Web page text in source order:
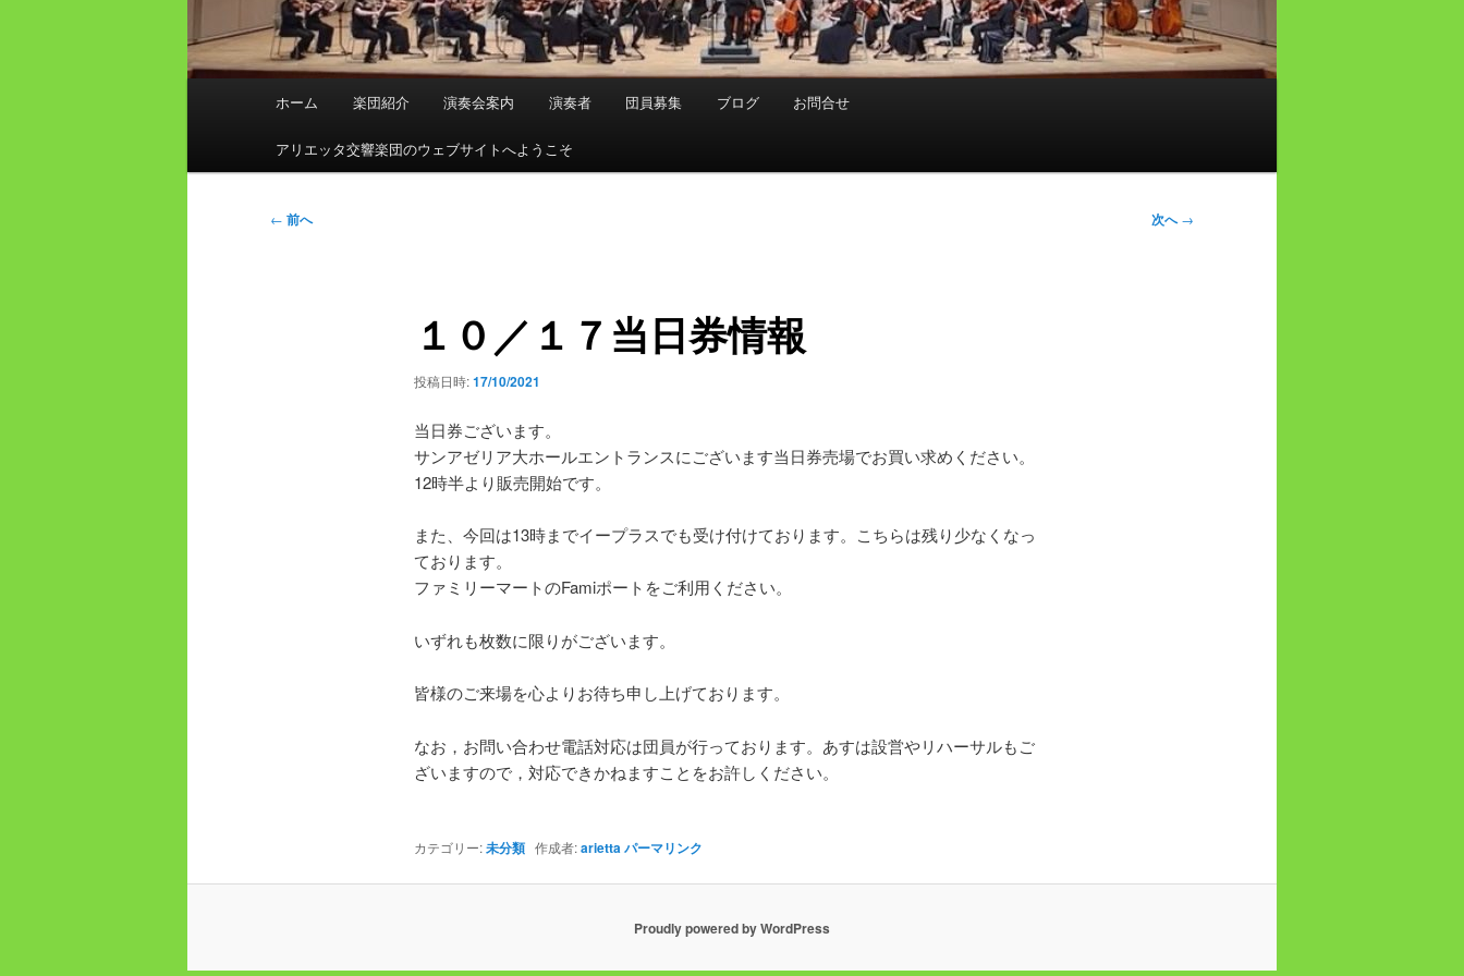
メ
ホーム 楽団紹介 演奏会案内 演奏者 団員募集 ブログ お問合せ
アリエッタ交響楽団のウェブサイトへようこそ
投
← 前へ 次へ→
１０／１７当日券情報
投稿日時:17/10/2021
当日券ございます。
サンアゼリア大ホールエントランスにございます当日券売場でお買い求めください。
12時半より販売開始です。
また、今回は13時までイープラスでも受け付けております。こちらは残り少なくなっ
ております。
ファミリーマートのFamiポートをご利用ください。
いずれも枚数に限りがございます。
皆様のご来場を心よりお待ち申し上げております。
なお，お問い合わせ電話対応は団員が行っております。あすは設営やリハーサルもご
ざいますので，対応できかねますことをお許しください。
カテゴリー:未分類作成者:ariettaパーマリンク
Proudly powered by WordPress